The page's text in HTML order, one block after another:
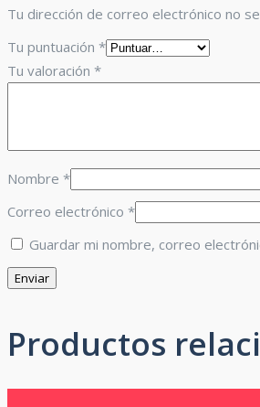
Tu dirección de correo electrónico no
Tu puntuación *
Tu valoración *
Nombre *
Correo electrónico *
Guardar mi nombre, correo
Productos